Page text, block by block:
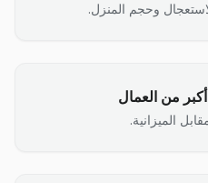
من العمال
الميزانية.